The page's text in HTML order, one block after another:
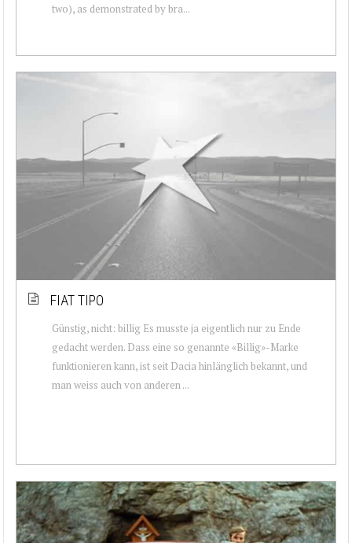
two), as demonstrated by bra...
FIAT TIPO
Günstig, nicht: billig Es musste ja eigentlich nur zu Ende
gedacht werden. Dass eine so genannte «Billig»-Marke
funktionieren kann, ist seit Dacia hinlänglich bekannt, und
man weiss auch von anderen ...